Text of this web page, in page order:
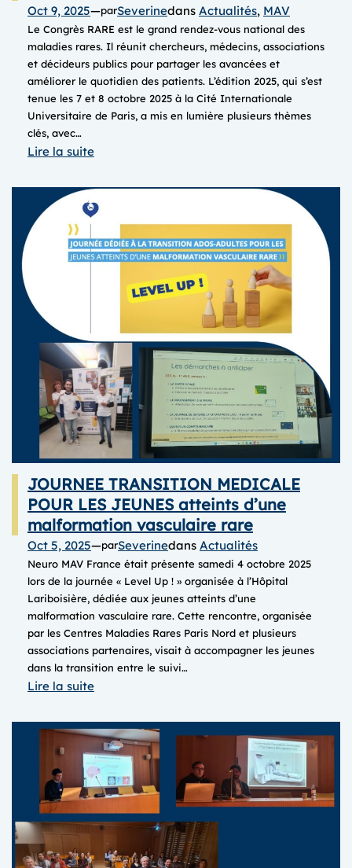
Oct 9, 2025—parSeverinedans Actualités, MAV
Le Congrès RARE est le grand rendez-vous national des
maladies rares. Il réunit chercheurs, médecins, associations
et décideurs publics pour partager les avancées et
améliorer le quotidien des patients. L’édition 2025, qui s’est
tenue les 7 et 8 octobre 2025 à la Cité Internationale
Universitaire de Paris, a mis en lumière plusieurs thèmes
clés, avec…
Lire la suite:
RARE
2025
JOURNEE TRANSITION MEDICALE
POUR LES JEUNES atteints d’une
malformation vasculaire rare
Oct 5, 2025—parSeverinedans Actualités
Neuro MAV France était présente samedi 4 octobre 2025
lors de la journée « Level Up ! » organisée à l’Hôpital
Lariboisière, dédiée aux jeunes atteints d’une
malformation vasculaire rare. Cette rencontre, organisée
par les Centres Maladies Rares Paris Nord et plusieurs
associations partenaires, visait à accompagner les jeunes
dans la transition entre le suivi…
Lire la suite:
TRANSITION
MEDICALE
POUR
LES
JEUNES
atteints
d’une
malformation